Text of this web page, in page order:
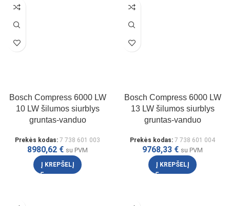
Bosch Compress 6000 LW
10 LW šilumos siurblys
gruntas-vanduo
Prekės kodas: 7 738 601 003
8980,62 € su PVM
Į KREPŠELĮ
Bosch Compress 6000 LW
13 LW šilumos siurblys
gruntas-vanduo
Prekės kodas: 7 738 601 004
9768,33 € su PVM
Į KREPŠELĮ